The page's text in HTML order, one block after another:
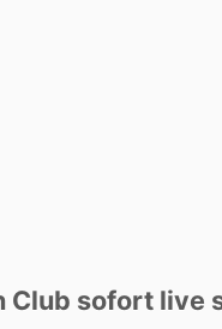
Club sofort live